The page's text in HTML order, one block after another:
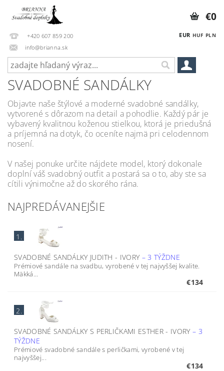
+420 607 859 200
info@brianna.sk
EUR HUF PLN
€0
SVADOBNÉ SANDÁLKY
Objavte naše štýlové a moderné svadobné sandálky,
vytvorené s dôrazom na detail a pohodlie. Každý pár je
vybavený kvalitnou koženou stielkou, ktorá je priedušná
a príjemná na dotyk, čo oceníte najmä pri celodennom
nosení.
V našej ponuke určite nájdete model, ktorý dokonale
doplní váš svadobný outfit a postará sa o to, aby ste sa
cítili výnimočne až do skorého rána.
NAJPREDÁVANEJŠIE
1.
SVADOBNÉ SANDÁLKY JUDITH - IVORY –3 TÝŽDNE
Prémiové sandále na svadbu, vyrobené v tej najvyššej kvalite.
Mäkká...
€134
2.
SVADOBNÉ SANDÁLKY S PERLIČKAMI ESTHER - IVORY – 3
TÝŽDNE
Prémiové svadobné sandále s perličkami, vyrobené v tej
najvyššej...
€134